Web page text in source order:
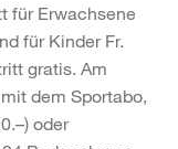
für Erwachsene
für Kinder Fr.
gratis. Am
dem Sportabo,
oder